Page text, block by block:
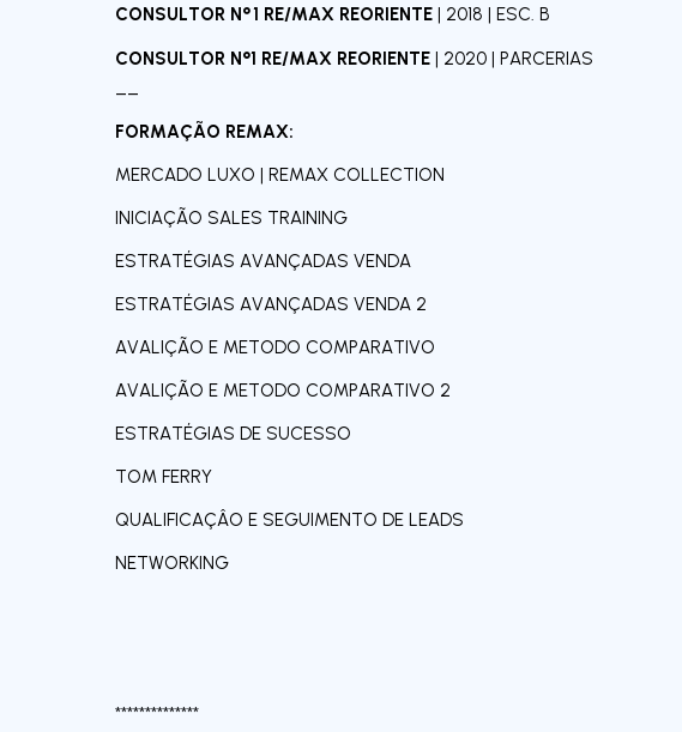
CONSULTOR Nº1 RE/MAX REORIENTE | 2018 | ESC. B
CONSULTOR N°1 RE/MAX REORIENTE | 2020 | PARCERIAS
FORMAÇÃO REMAX:
MERCADO LUXO | REMAX COLLECTION
INICIAÇÃO SALES TRAINING
ESTRATÉGIAS AVANÇADAS VENDA
ESTRATÉGIAS AVANÇADAS VENDA 2
AVALIÇÃO E METODO COMPARATIVO
AVALIÇÃO E METODO COMPARATIVO 2
ESTRATÉGIAS DE SUCESSO
TOM FERRY
QUALIFICAÇÂO E SEGUIMENTO DE LEADS
NETWORKING
**************